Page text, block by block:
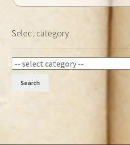
Select category
Search